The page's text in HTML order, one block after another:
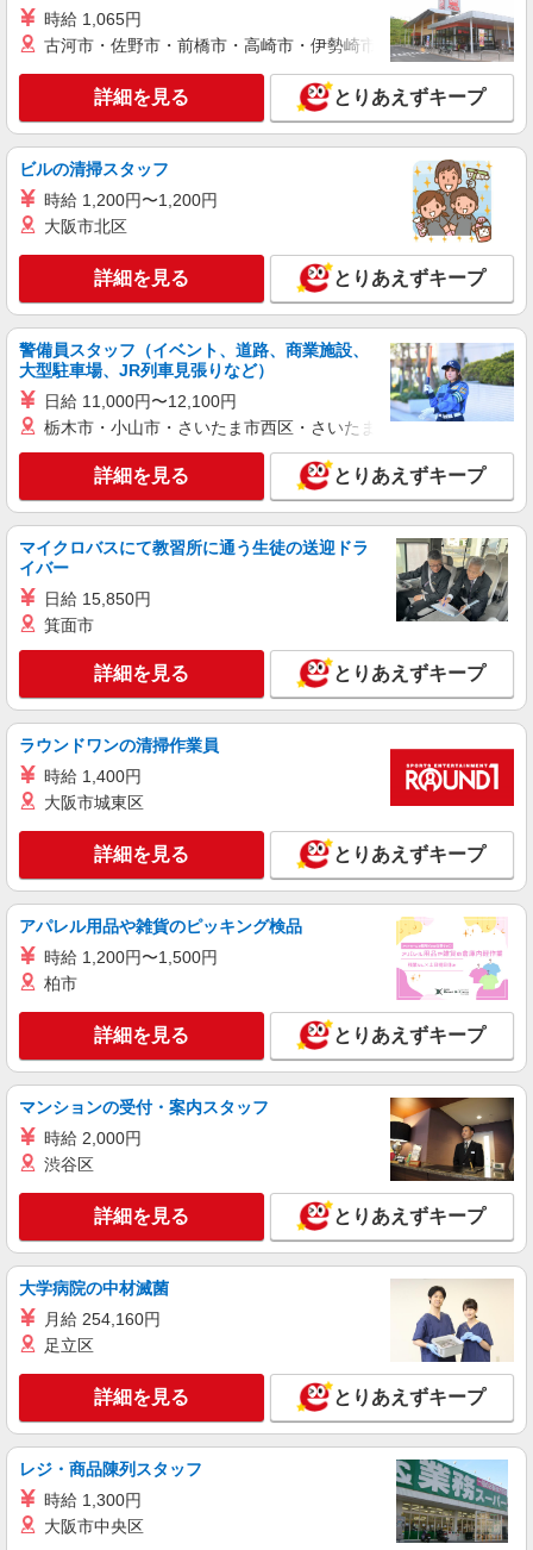
キープ 詳細を見る
派遣社員
（株）ウィルオブ・ワークCW 宇都宮支店/ms090101
病院内の補助staff
時給1100円 ◆前払い・日払い・週払いOK
詳細を見る
株式会社kotrio /●SD-H-2066700
≪郡山市≫年齢不問！０からスタートでも活躍
できる看護助手♪
時給1350円〜2062円 ＜日払い有/週払い有/交
通費全支給(ガソリン代含む)＞
福島県郡山市
キープ 詳細を見る
派遣社員
株式会社kotrio /●SD-H-1811723
≪郡山市≫16時帰宅もOK♪病院で補助だけの
時給1450円〜2062円 ＜日払い有/週払い有/交
通費全支給(ガソリン代含む)＞
福島県郡山市
キープ 詳細を見る
日研トータルソーシング株式会社 メディカルケア事業部/郡山オフィ
ス【看護助手】
看護助手（病院）
時給1,085円〜
福島県郡山市
キープ 詳細を見る
派遣社員
株式会社kotrio /●SD-H-2066786
≪郡山市≫未経験・無資格から看護助手へ挑
時給1350円〜2062円 ＜日払い有/週払い有/交
福島県郡山市
キープ 詳細を見る
アルバイト パート 派遣社員
日研トータルソーシング株式会社 メディカルケア事業部/郡山オフィ
看護助手（ナースエイド）
時給1,150円 ★週払いOK（規定あり） ※給与
幅は経験・能力による
福島県郡山市 【最寄駅】JR各線「郡山」駅
キープ 詳細を見る
時給 1,065円
古河市・佐野市・前橋市・高崎市・伊勢崎市・太田市・館林市
詳細を見る とりあえずキープ
ビルの清掃スタッフ
時給 1,200円〜1,200円
大阪市北区
詳細を見る とりあえずキープ
警備員スタッフ（イベント、道路、商業施設、
大型駐車場、JR列車見張りなど）
日給 11,000円〜12,100円
栃木市・小山市・さいたま市西区・さいたま市岩槻区・久喜市・
詳細を見る とりあえずキープ
マイクロバスにて教習所に通う生徒の送迎ドラ
イバー
日給 15,850円
箕面市
詳細を見る とりあえずキープ
ラウンドワンの清掃作業員
時給 1,400円
大阪市城東区
詳細を見る とりあえずキープ
アパレル用品や雑貨のピッキング検品
時給 1,200円〜1,500円
柏市
詳細を見る とりあえずキープ
マンションの受付・案内スタッフ
時給 2,000円
渋谷区
詳細を見る とりあえずキープ
大学病院の中材滅菌
月給 254,160円
足立区
詳細を見る とりあえずキープ
レジ・商品陳列スタッフ
時給 1,300円
大阪市中央区